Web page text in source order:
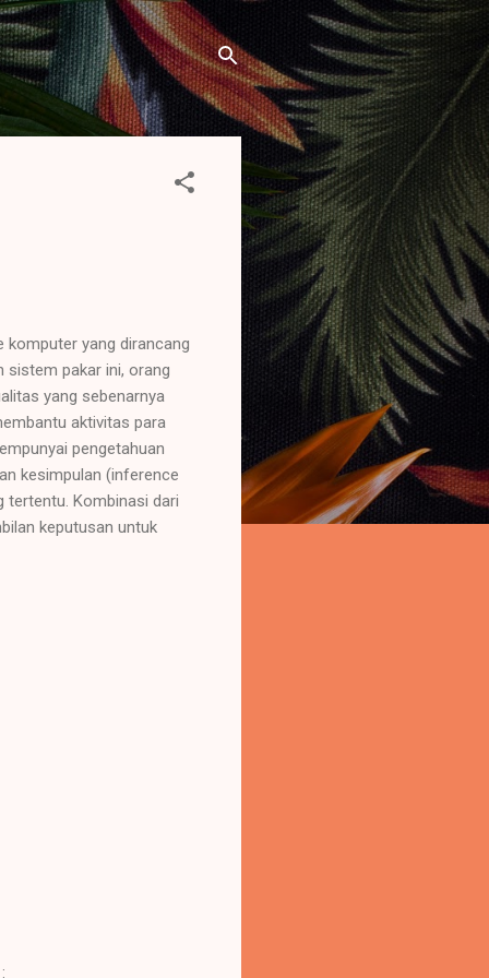
komputer yang dirancang
sistem pakar ini, orang
yang sebenarnya
aktivitas para
pengetahuan
kesimpulan (inference
tertentu. Kombinasi dari
keputusan untuk